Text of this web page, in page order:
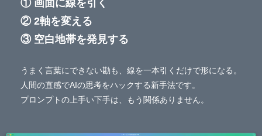
① 画面に線を引く
② 2軸を変える
③ 空白地帯を発見する
うまく言葉にできない勘も、線を一本引くだけで形になる。
人間の直感でAIの思考をハックする新手法です。
プロンプトの上手い下手は、もう関係ありません。